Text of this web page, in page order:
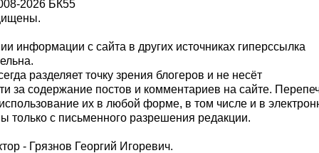
2026 БК55
информации с сайта в других источниках гиперссылка
разделяет точку зрения блогеров и не несёт
за содержание постов и комментариев на сайте.
их в любой форме, в том числе и в
с письменного разрешения редакции.
- Грязнов Георгий Игоревич.